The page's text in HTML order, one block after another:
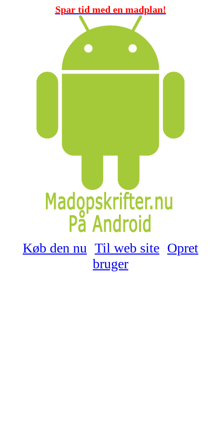
Spar tid med en madplan!
Køb den nu Til web site Opret
bruger